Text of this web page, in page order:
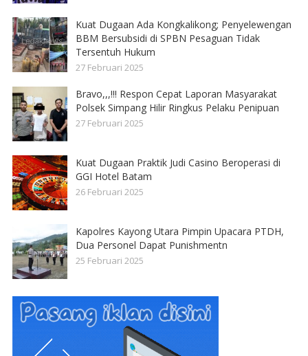
Kuat Dugaan Ada Kongkalikong; Penyelewengan
BBM Bersubsidi di SPBN Pesaguan Tidak
Tersentuh Hukum
27 Februari 2025
Bravo,,,!!! Respon Cepat Laporan Masyarakat
Polsek Simpang Hilir Ringkus Pelaku Penipuan
27 Februari 2025
Kuat Dugaan Praktik Judi Casino Beroperasi di
GGI Hotel Batam
26 Februari 2025
Kapolres Kayong Utara Pimpin Upacara PTDH,
Dua Personel Dapat Punishmentn
25 Februari 2025